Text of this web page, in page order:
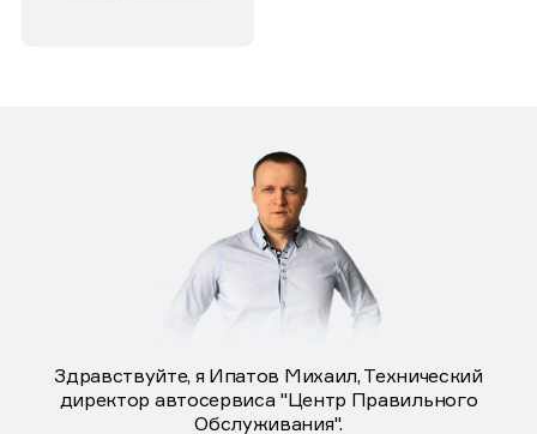
Здравствуйте, я Ипатов Михаил, Технический
директор автосервиса "Центр Правильного
Обслуживания".